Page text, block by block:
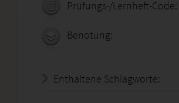
Prüfungs-/Lernheft-Code:
Benotung:
Enthaltene Schlagworte: